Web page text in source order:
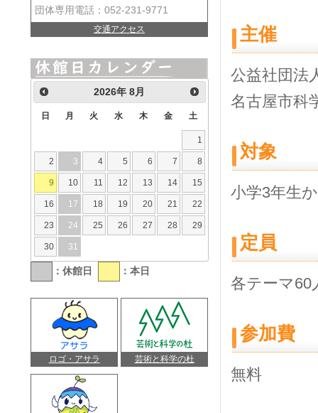
主催
公益社団法
名古屋市科
対象
小学3年生
定員
各テーマ60
参加費
無料
団体専用電話：052-231-9771
交通アクセス
2026年8月
日 月 火 水 木 金 土
1
2 3 4 5 6 7 8
9 10 11 12 13 14 15
16 17 18 19 20 21 22
23 24 25 26 27 28 29
30 31
：休館日 ：本日
ロゴ・アサラ 芸術と科学の杜